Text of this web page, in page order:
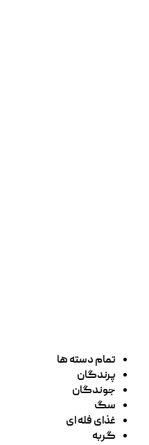
تمام دسته ها
پرندگان
جوندگان
سگ
غذای فله ای
گربه